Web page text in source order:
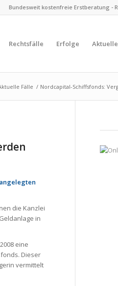
Bundesweit kostenfreie Erstberatung -
Rechtsfälle Erfolge
Fälle / Nordcapital-Schiffsfonds:
die Kanzlei
in
eine
Dieser
vermittelt